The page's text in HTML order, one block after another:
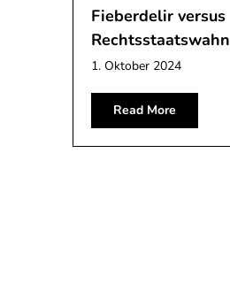
Fieberdelir versus
Rechtsstaatswahn
1. Oktober 2024
Read More